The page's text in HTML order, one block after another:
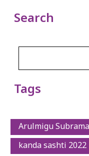
Search
Tags
Arulmigu
kanda sashti 2022